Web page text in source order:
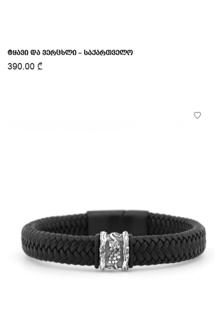
ტყავი და ვერცხლი – საქართველო
390.00 ₾